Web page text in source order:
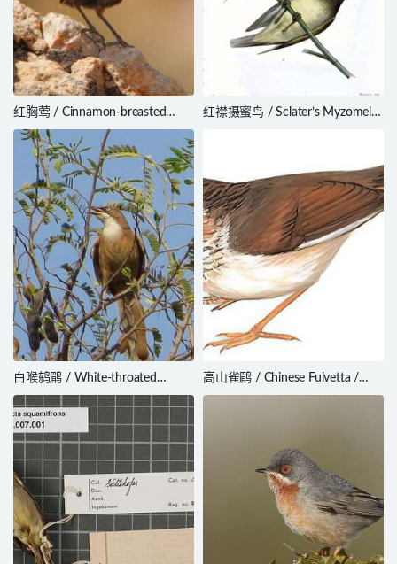
红胸莺 / Cinnamon-breasted
Warbler / Euryptila
subcinnamomea
红襟摄蜜鸟 / Sclater’s Myzomela
白喉鸫鹛 / White-throated
Babbler / Argya gularis
高山雀鹛 / Chinese Fulvetta /
Fulvetta striaticollis